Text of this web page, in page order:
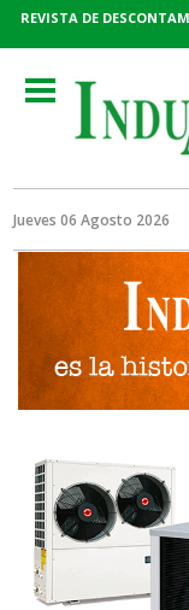
REVISTA DE
Toggle
navigation
Jueves 06 Agosto 2026